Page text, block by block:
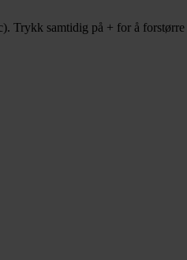
Trykk samtidig på + for å